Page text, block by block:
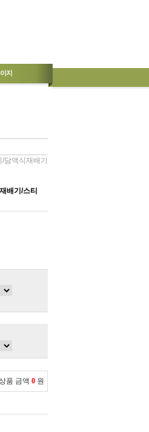
지
액식재배기
배기/스티
품 금액 0 원